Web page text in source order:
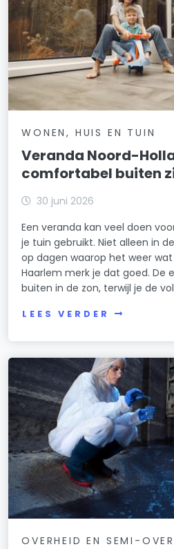
WONEN, HUIS EN TUIN
Veranda Noord-
comfortabel buiten
30 juni 2026
Een veranda kan veel doen
je tuin gebruikt. Niet alleen in
op dagen waarop het weer wat
Haarlem merk je dat goed. De
buiten in de zon, terwijl je de
LEES VERDER
OVERHEID EN SEMI-